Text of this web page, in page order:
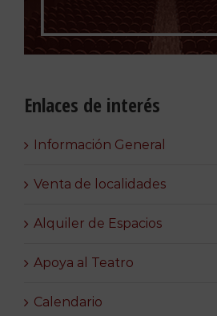
Enlaces de interés
Información General
Venta de localidades
Alquiler de Espacios
Apoya al Teatro
Calendario